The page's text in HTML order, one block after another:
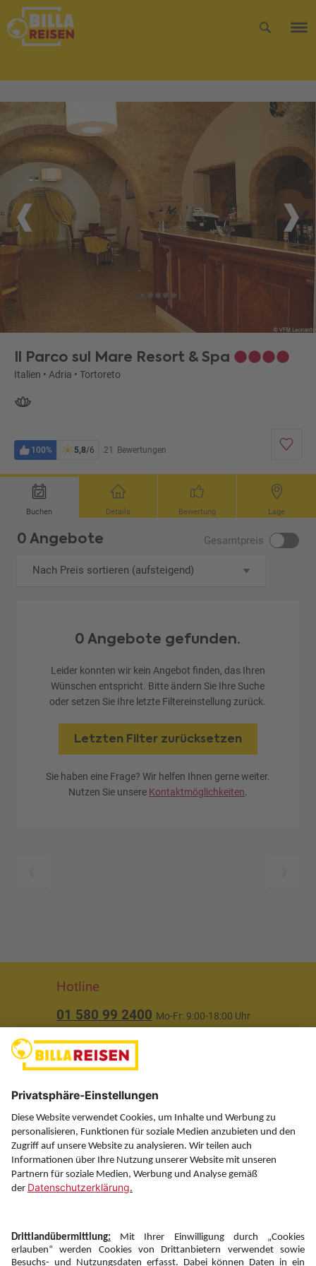
Il Parco sul Mare Resort & Spa
Italien • Adria • Tortoreto
100% 5,8/6 21 Bewertungen
Buchen Details Bewertung Lage
0 Angebote Gesamtpreis
Nach Preis sortieren (aufsteigend)
0 Angebote gefunden.
Leider konnten wir kein Angebot finden, das Ihren
Wünschen entspricht. Bitte ändern Sie Ihre Suche
oder setzen Sie Ihre letzte Filtereinstellung zurück.
Letzten Filter zurücksetzen
Sie haben eine Frage? Wir helfen Ihnen gerne weiter.
Nutzen Sie unsere Kontaktmöglichkeiten.
Hotline
01 580 99 2400 Mo-Fr: 9:00-18:00 Uhr
Über uns
Service
Information
Folgen Sie uns auf
Newsletter: